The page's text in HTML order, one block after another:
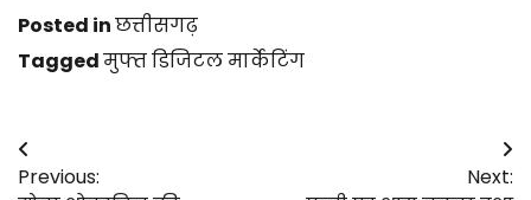
Posted inछत्तीसगढ़
Taggedमुफ्त डिजिटल मार्केटिंग
Post
Previous:
Next: